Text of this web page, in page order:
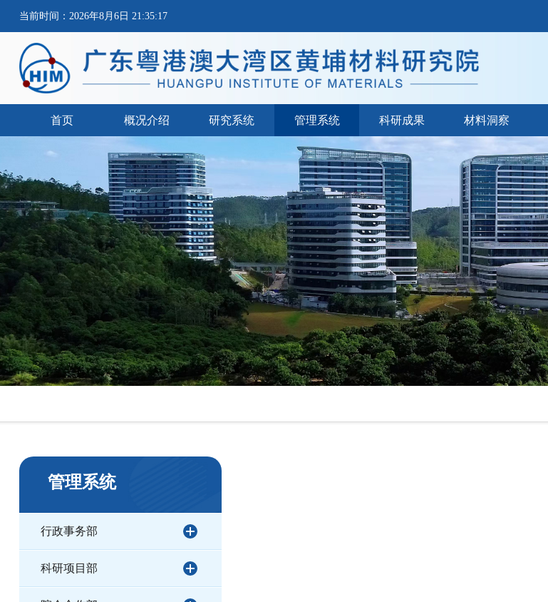
当前时间：2026年8月6日 21:35:17
首页 概况介绍 研究系统 管理系统 科研成果 材料洞察
管理系统
行政事务部
科研项目部